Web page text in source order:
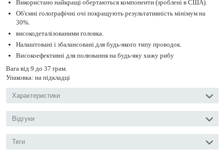
Використано найкращі обертаються компоненти (зроблені в США).
Об'ємні голографічні очі покращують результативність мінімум на
30%.
високодеталізованими головка.
Налаштовані і збалансовані для будь-якого типу проводок.
Високоефективні для полювання на будь-яку хижу рибу
Вага від 9 до 37 грам.
Упаковка: на підкладці
Характеристики
Відгуки
Теги